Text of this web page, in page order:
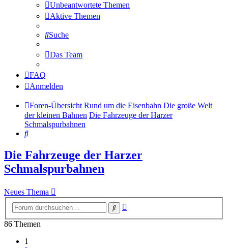
Unbeantwortete Themen
Aktive Themen
Suche
Das Team
FAQ
Anmelden
Foren-Übersicht Rund um die Eisenbahn Die große Welt
der kleinen Bahnen Die Fahrzeuge der Harzer
Schmalspurbahnen
Suche
Die Fahrzeuge der Harzer
Schmalspurbahnen
Neues Thema
Suche
86 Themen
1